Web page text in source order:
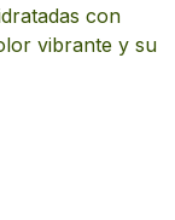
con
vibrante y su